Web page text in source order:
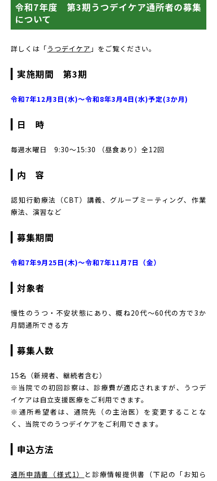
令和7年度 第3期うつデイケア通所者の募集
について
詳しくは「うつデイケア 」をご覧ください。
実施期間 第3期
令和7年12月3日(水)～令和8年3月4日(水)予定(3か月)
日 時
毎週水曜日 9:30～15:30 （昼食あり）全12回
内 容
認知行動療法（CBT）講義、グループミーティング、作業
療法、演習など
募集期間
令和7年9月25日(木)～令和7年11月7日（金）
対象者
慢性のうつ・不安状態にあり、概ね20代～60代の方で3か
月間通所できる方
募集人数
15名（新規者、継続者含む）
※当院での初回診察は、診療費が適応されますが、うつデ
イケアは自立支援医療をご利用できます。
※通所希望者は、通院先（の主治医）を変更することな
く、当院でのうつデイケアをご利用できます。
申込方法
通所申請書（様式1） と診療情報提供書（下記の「お知ら